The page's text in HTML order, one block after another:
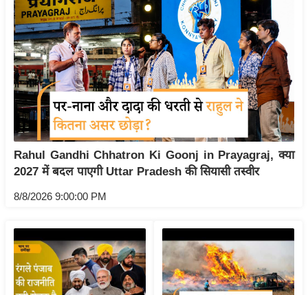
स
उ
द्यो
ग
ज
ग
त
वि
शे
ष
ज्ञ
य
ब
ज
ट
Rahul Gandhi Chhatron Ki Goonj in Prayagraj, क्या
2027 में बदल पाएगी Uttar Pradesh की सियासी तस्वीर
8/8/2026 9:00:00 PM